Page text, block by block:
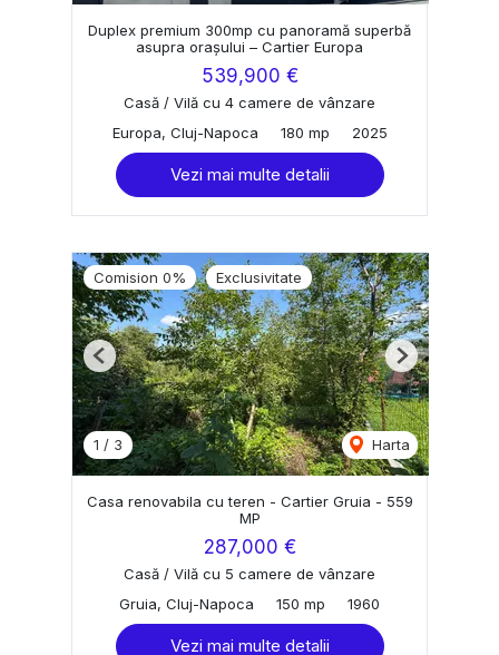
Duplex premium 300mp cu panoramă superbă
asupra orașului – Cartier Europa
539,900 €
Casă / Vilă cu 4 camere de vânzare
Europa, Cluj-Napoca
180 mp 2025
Vezi mai multe detalii
Comision 0% Exclusivitate
1 / 3 Harta
Previous Next
Casa renovabila cu teren - Cartier Gruia - 559
MP
287,000 €
Casă / Vilă cu 5 camere de vânzare
Gruia, Cluj-Napoca
150 mp 1960
Vezi mai multe detalii